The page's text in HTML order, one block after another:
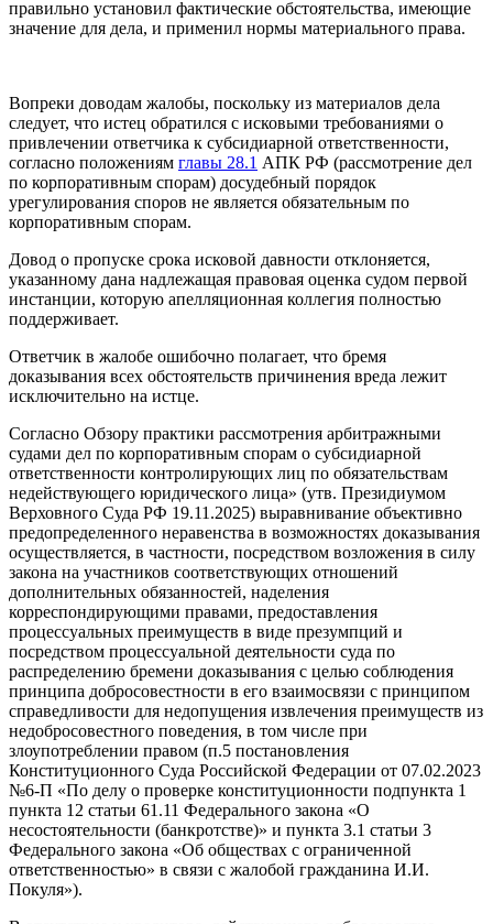
правильно установил фактические обстоятельства, имеющие
значение для дела, и применил нормы материального права.
Вопреки доводам жалобы, поскольку из материалов дела
следует, что истец обратился с исковыми требованиями о
привлечении ответчика к субсидиарной ответственности,
согласно положениям главы 28.1 АПК РФ (рассмотрение дел
по корпоративным спорам) досудебный порядок
урегулирования споров не является обязательным по
корпоративным спорам.
Довод о пропуске срока исковой давности отклоняется,
указанному дана надлежащая правовая оценка судом первой
инстанции, которую апелляционная коллегия полностью
поддерживает.
Ответчик в жалобе ошибочно полагает, что бремя
доказывания всех обстоятельств причинения вреда лежит
исключительно на истце.
Согласно Обзору практики рассмотрения арбитражными
судами дел по корпоративным спорам о субсидиарной
ответственности контролирующих лиц по обязательствам
недействующего юридического лица» (утв. Президиумом
Верховного Суда РФ 19.11.2025) выравнивание объективно
предопределенного неравенства в возможностях доказывания
осуществляется, в частности, посредством возложения в силу
закона на участников соответствующих отношений
дополнительных обязанностей, наделения
корреспондирующими правами, предоставления
процессуальных преимуществ в виде презумпций и
посредством процессуальной деятельности суда по
распределению бремени доказывания с целью соблюдения
принципа добросовестности в его взаимосвязи с принципом
справедливости для недопущения извлечения преимуществ из
недобросовестного поведения, в том числе при
злоупотреблении правом (п.5 постановления
Конституционного Суда Российской Федерации от 07.02.2023
№6-П «По делу о проверке конституционности подпункта 1
пункта 12 статьи 61.11 Федерального закона «О
несостоятельности (банкротстве)» и пункта 3.1 статьи 3
Федерального закона «Об обществах с ограниченной
ответственностью» в связи с жалобой гражданина И.И.
Покуля»).